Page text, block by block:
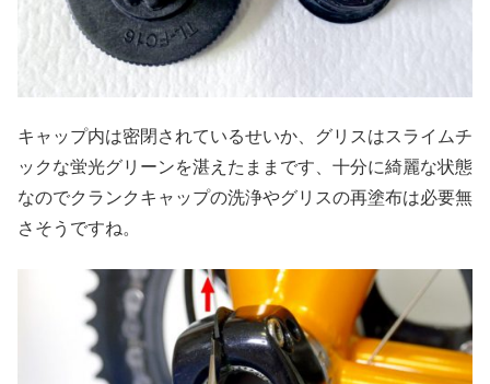
キャップ内は密閉されているせいか、グリスはスライムチ
ックな蛍光グリーンを湛えたままです、十分に綺麗な状態
なのでクランクキャップの洗浄やグリスの再塗布は必要無
さそうですね。